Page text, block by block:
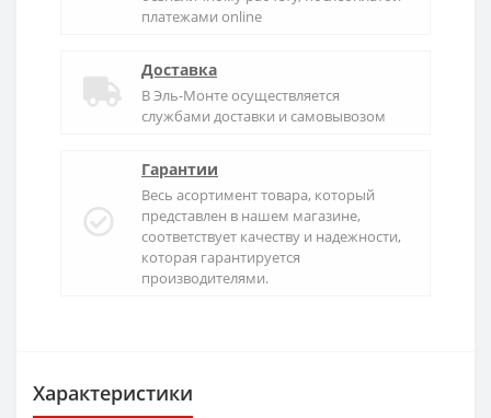
платежами online
Доставка
ВЭль-Монтеосуществляется
службами доставки и самовывозом
Гарантии
Весь асортимент товара, который
представлен в нашем магазине,
соответствует качеству и надежности,
которая гарантируется
производителями.
Характеристики